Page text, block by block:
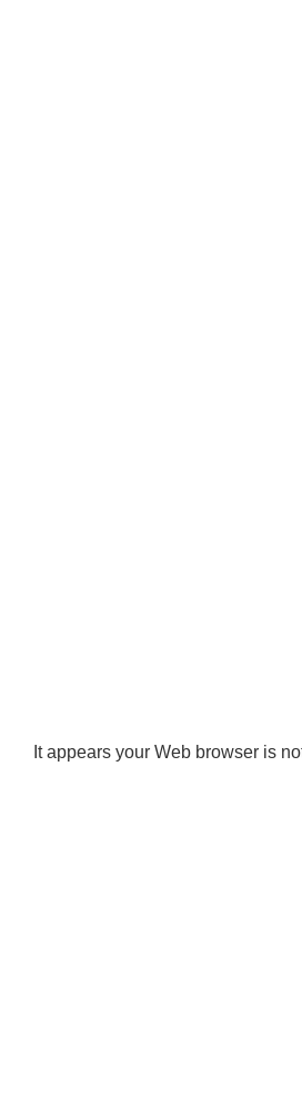
It appears your Web browser is